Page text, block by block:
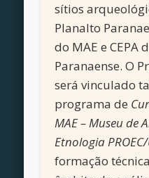
sítios
Planalto
do MAE e CEPA
Paranaense. O
será vinculado
programa de
MAE – Museu de
Etnologia PROEC/
formação